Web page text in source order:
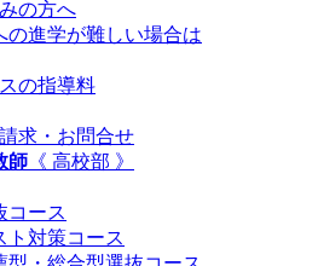
の方へ
の進学が難しい場合は
の指導料
求・お問合せ
師 《 高校部 》
コース
ト対策コース